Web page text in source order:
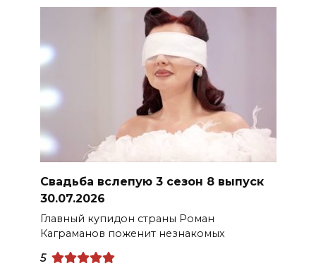
Свадьба вслепую 3 сезон 8 выпуск
30.07.2026
Главный купидон страны Роман
Каграманов поженит незнакомых
5